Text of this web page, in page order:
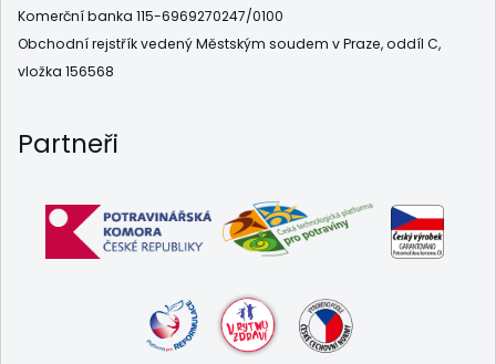
Komerční banka 115-6969270247/0100
Obchodní rejstřík vedený Městským soudem v Praze, oddíl C,
vložka 156568
Partneři